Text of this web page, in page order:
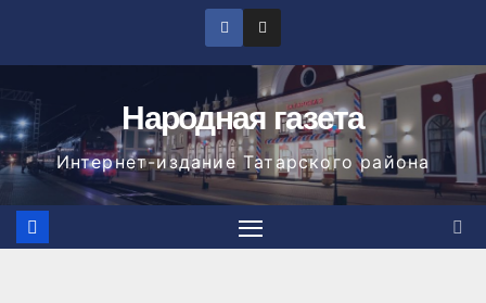
Народная газета
Интернет-издание Татарского района